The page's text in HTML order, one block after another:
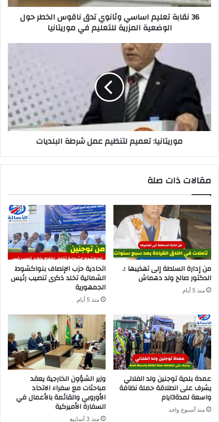
36 نقابة تعليم اساسي وثانوي تدق ناقوس الخطر حول
الوضعية المزرية للتعليم في موريتانيا
موريتانيا: تعميم لتنظيم عمل شرطة البلديات
مقالات ذات صلة
من إدارة السلطة إلى تهذيبها ؛.
الدكتور صالح ولد دهماش
منذ 5 أيام
اتحادية حزب الإنصاف بنواكشوط
الشمالية تخلد ذكرى تنصيب رئيس
الجمهورية
منذ 5 أيام
عمدة بلدية توجنين ولد الفلالي
يشرف على انطلاقة حملة نظافة
واسعة لمدة3ايام
منذ أسبوع واحد
وزير الشؤون الخارجية يعقد
مباحثات مع سفراء الاتحاد
الأوروبي والقائمة بالأعمال في
السفارة الأميركية
منذ 3 أسابيع